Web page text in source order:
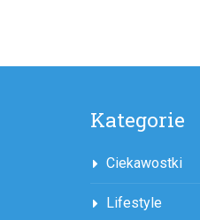
Kategorie
Ciekawostki
Lifestyle